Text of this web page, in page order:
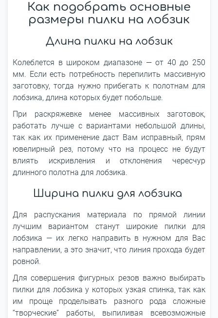
Как подобрать основные
размеры пилки на лобзик
Длина пилки на лобзик
Колеблется в широком диапазоне — от 40 до 250
мм. Если есть потребность перепилить массивную
заготовку, тогда нужно прибегать к полотнам для
лобзика, длина которых будет побольше.
При раскряжевке менее массивных заготовок,
работать лучше с вариантами небольшой длины,
так как их применение даст Вам исправный, прям
ювелирный рез, потому что на процесс не будут
влиять искривления и отклонения чересчур
длинного полотна для лобзика.
Ширина пилки для лобзика
Для распускания материала по прямой линии
лучшим вариантом станут широкие пилки для
лобзика — их легко направить в нужном для Вас
направлении, а это значит, что линия прохода будет
ровной.
Для совершения фигурных резов важно выбирать
пилки для лобзика у которых узкая спинка, так как
им проще проделывать разного рода сложные
“творческие” работы, выпиливая всевозможные